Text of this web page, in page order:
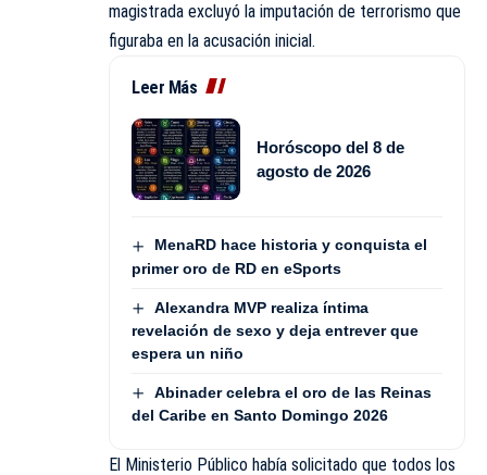
magistrada excluyó la imputación de terrorismo que
figuraba en la acusación inicial.
Leer Más
Horóscopo del 8 de
agosto de 2026
MenaRD hace historia y conquista el
primer oro de RD en eSports
Alexandra MVP realiza íntima
revelación de sexo y deja entrever que
espera un niño
Abinader celebra el oro de las Reinas
del Caribe en Santo Domingo 2026
El Ministerio Público había solicitado que todos los